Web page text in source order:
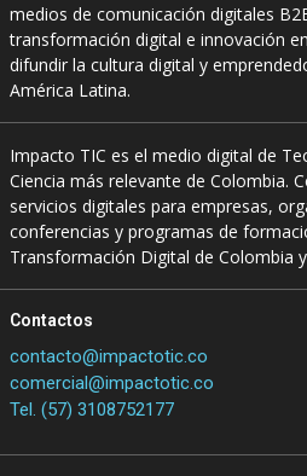
medios de comunicación digitales
transformación digital e innovación
difundir la cultura digital y
América Latina.
Impacto TIC es el medio digital de
Ciencia más relevante de Colombia.
servicios digitales para empresas,
conferencias y programas de
Transformación Digital de Colombia
Contactos
contacto@impactotic.co
comercial@impactotic.co
Tel. (57) 3108752177